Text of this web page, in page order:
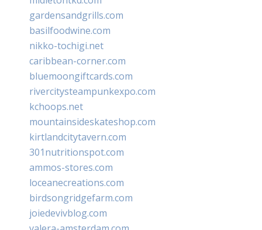
gardensandgrills.com
basilfoodwine.com
nikko-tochigi.net
caribbean-corner.com
bluemoongiftcards.com
rivercitysteampunkexpo.com
kchoops.net
mountainsideskateshop.com
kirtlandcitytavern.com
301nutritionspot.com
ammos-stores.com
loceanecreations.com
birdsongridgefarm.com
joiedevivblog.com